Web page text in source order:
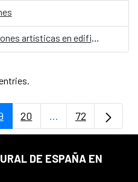
Convocatoria de intervenciones artísticas en edificios del Consejo Europeo
Use TAB to navigate.
Page
20 ...Intermediate
Page
72
DE ESPAÑA EN